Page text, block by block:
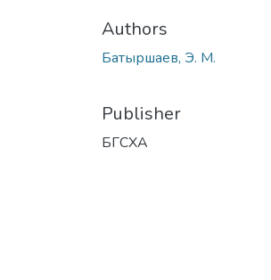
Authors
Батыршаев, Э. М.
Publisher
БГСХА